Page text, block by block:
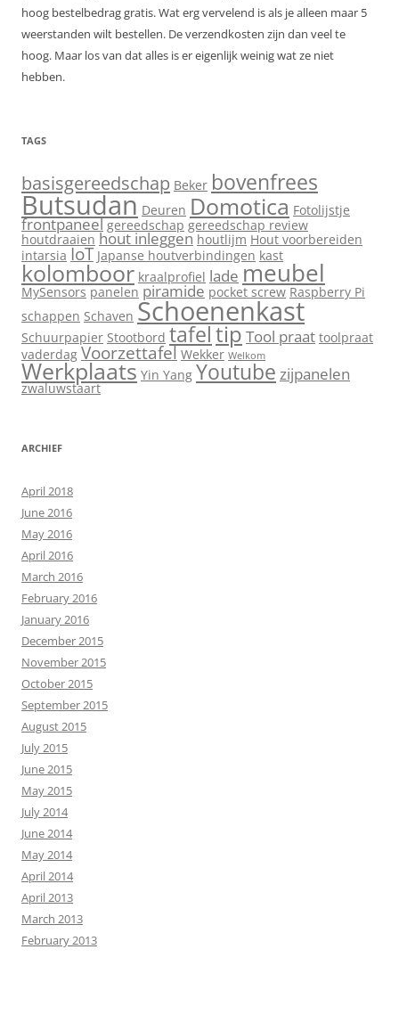
hoog bestelbedrag gratis. Wat erg vervelend is als je alleen maar 5
weerstanden wilt bestellen. De verzendkosten zijn dan veel te
hoog. Maar los van dat alles is er eigenlijk weinig wat ze niet
hebben.
TAGS
basisgereedschap Beker bovenfrees
Butsudan Deuren Domotica Fotolijstje
frontpaneel gereedschap gereedschap review
houtdraaien hout inleggen houtlijm Hout voorbereiden
intarsia IoT Japanse houtverbindingen kast
kolomboor kraalprofiel lade meubel
MySensors panelen piramide pocket screw Raspberry Pi
schappen Schaven Schoenenkast
Schuurpapier Stootbord tafeltipTool praat toolpraat
vaderdag Voorzettafel Wekker Welkom
Werkplaats Yin Yang Youtube zijpanelen
zwaluwstaart
ARCHIEF
April 2018
June 2016
May 2016
April 2016
March 2016
February 2016
January 2016
December 2015
November 2015
October 2015
September 2015
August 2015
July 2015
June 2015
May 2015
July 2014
June 2014
May 2014
April 2014
April 2013
March 2013
February 2013